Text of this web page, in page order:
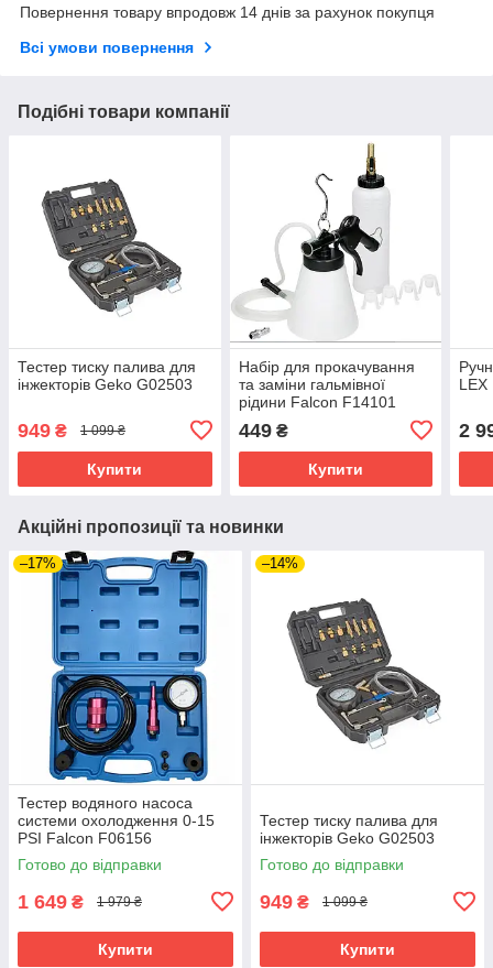
Повернення товару впродовж 14 днів за рахунок покупця
Всі умови повернення
Подібні товари компанії
Тестер тиску палива для
інжекторів Geko G02503
949 ₴ 1 099 ₴
Купити
Набір для прокачування
та заміни гальмівної
рідини Falcon F14101
449₴
Купити
LEX
2
Акційні пропозиції та новинки
–17%
Тестер водяного насоса
системи охолодження 0-15
PSI Falcon F06156
Готово до відправки
1 649 ₴ 1 979 ₴
Купити
–14%
Тестер тиску палива для
інжекторів Geko G02503
Готово до відправки
949 ₴ 1 099 ₴
Купити